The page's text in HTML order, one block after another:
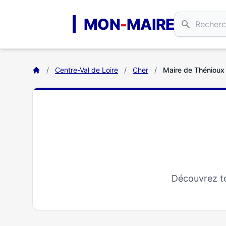
MON-MAIRE
/ Centre-Val de Loire / Cher / Maire de Thénioux
Découvrez